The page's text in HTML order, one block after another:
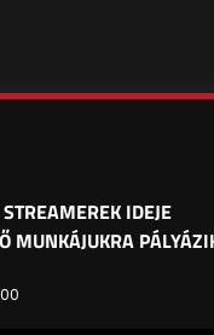
IDEJE
MUNKÁJUKRA